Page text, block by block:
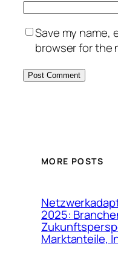
Save my name,
browser for the
MORE POSTS
2025:
Marktanteile,